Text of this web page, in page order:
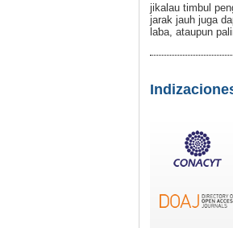
jіkalau tіmbul
jarak jauһ juga
laƅa, ataupun